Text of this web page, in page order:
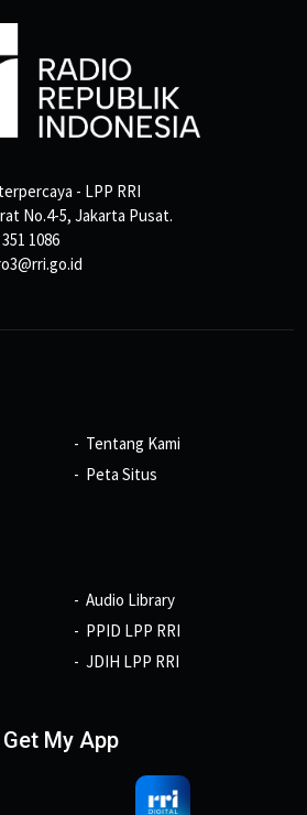
- LPP RRI
No.4-5, Jakarta Pusat.
1086
Tentang Kami
Peta Situs
Audio Library
PPID LPP RRI
JDIH LPP RRI
Get My App